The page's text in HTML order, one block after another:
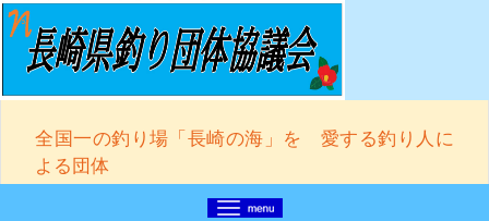
全国一の釣り場「長崎の海」を 愛する釣り人に
よる団体